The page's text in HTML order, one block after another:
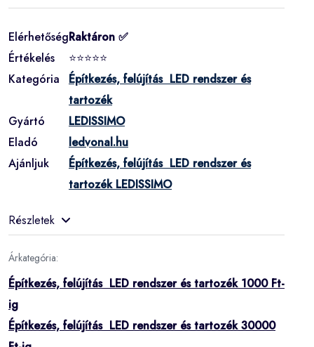
ElérhetőségRaktáron ✅
Értékelés
⭐⭐⭐⭐⭐
Kategória
Építkezés, felújítás LED rendszer és
tartozék
Gyártó
LEDISSIMO
Eladó
ledvonal.hu
Ajánljuk
Építkezés, felújítás LED rendszer és
tartozék LEDISSIMO
Részletek
Árkategória:
Építkezés, felújítás LED rendszer és tartozék 1000 Ft-
ig
Építkezés, felújítás LED rendszer és tartozék 30000